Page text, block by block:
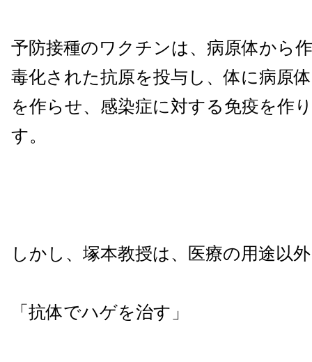
予防接種のワクチンは、 病原体から
毒化された抗原を投与し、体に病原
を作らせ、 感染症に対する免疫を作
す。
しかし、塚本教授は、医療の用途以
「抗体でハゲを治す」